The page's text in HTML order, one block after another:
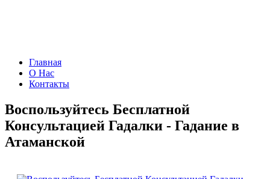
Главная
О Нас
Контакты
Воспользуйтесь Бесплатной
Консультацией Гадалки - Гадание в
Атаманской